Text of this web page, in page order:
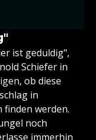
ist geduldig",
Schiefer in
ob diese
in
werden.
noch
immerhin